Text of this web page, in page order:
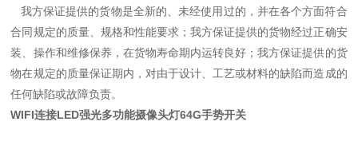
我方保证提供的货物是全新的、未经使用过的，并在各个方面符合
合同规定的质量、规格和性能要求；我方保证提供的货物经过正确安
装、操作和维修保养，在货物寿命期内运转良好；我方保证提供的货
物在规定的质量保证期内，对由于设计、工艺或材料的缺陷而造成的
任何缺陷或故障负责。
WIFI连接LED强光多功能摄像头灯64G手势开关